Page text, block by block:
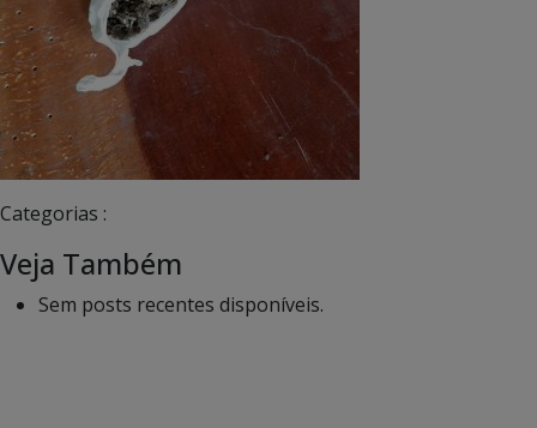
Categorias :
Veja Também
Sem posts recentes disponíveis.